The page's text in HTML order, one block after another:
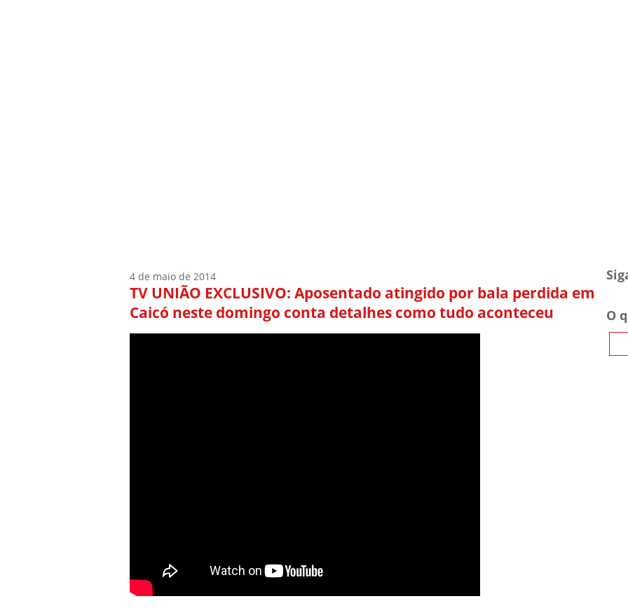
4 de maio de 2014
TV UNIÃO EXCLUSIVO: Aposentado atingido por bala perdida em
Caicó neste domingo conta detalhes como tudo aconteceu
O